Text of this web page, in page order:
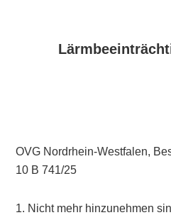
OVG Nordrhein-Westfalen,
10 B 741/25
1. Nicht mehr hinzunehmen